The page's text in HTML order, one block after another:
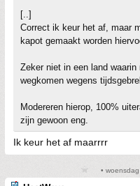
[..]
Correct ik keur het af, maar
kapot gemaakt worden
Zeker niet in een land
wegkomen wegens
Modereren hierop, 100%
zijn gewoon eng.
Ik keur het af maarrrr
•